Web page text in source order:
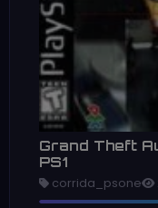
Grand Theft
PS1
corrida_psone